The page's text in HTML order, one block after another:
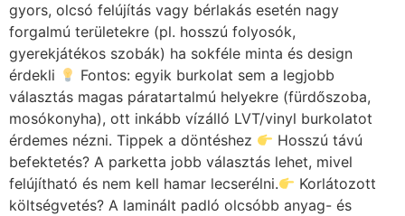
gyors, olcsó felújítás vagy bérlakás esetén nagy
forgalmú területekre (pl. hosszú folyosók,
gyerekjátékos szobák) ha sokféle minta és design
érdekli
Fontos: egyik burkolat sem a legjobb
választás magas páratartalmú helyekre (fürdőszoba,
mosókonyha), ott inkább vízálló LVT/vinyl burkolatot
érdemes nézni. Tippek a döntéshez
Hosszú távú
befektetés? A parketta jobb választás lehet, mivel
felújítható és nem kell hamar lecserélni.
Korlátozott
költségvetés? A laminált padló olcsóbb anyag- és